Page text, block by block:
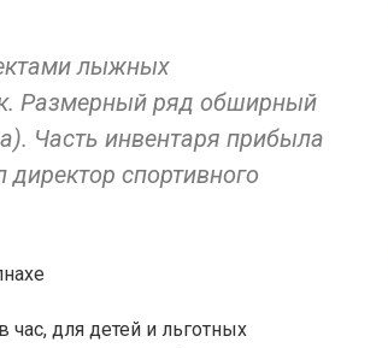
лыжных
Размерный ряд обширный
Часть инвентаря прибыла
спортивного
для детей и льготных